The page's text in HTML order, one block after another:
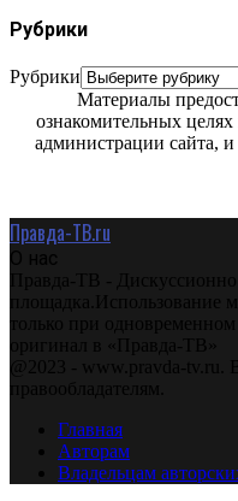
Рубрики
Рубрики
Материалы
ознакомительных
администрации сайта,
Правда-ТВ.ru
О нас
Правда-ТВ - Дискуссионно
площадка.Использование
только при
оригинал в «Правда-ТВ»
@2023 - www.pravda-tv.ru.
правообладателям.
Главная
Авторам
Владельцам